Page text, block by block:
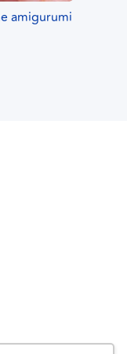
amigurumi